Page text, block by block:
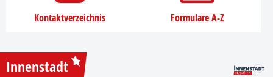
Kontaktverzeichnis Formulare A-Z
Innenstadt